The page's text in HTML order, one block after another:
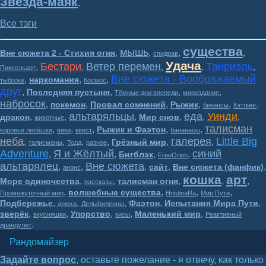
,
Все тэги
Вне сюжета 2 - Стихия огня, мышь, спидрав, существа,
Пиксельарт, Бестари, Ветер перемен, Удача, Танриэль,
тыблоки, наркомания, Космос, Вне сюжета - Воображаемый
друг, Последняя пустыня, Тёмные дни впереди, мироздание,
набросок, покемон, Провал сомнений, Рыжик, бикинсы, Кэтлинг,
дракон, животные, альтаряльцы, Мир снов, еда, Уинди,
коровьи лепёшки, вики, квест, Рыжик и Фаэтон, бананасы, талисман
неба, талисманы, Тодд, разное, Грёзный мир, галерея, Little Big
Adventure, Я и Жёлтый, Бигблэк, FreeOrion, синий
альтарялец, анонс, Вне сюжета, сайт, Вне сюжета (фанфик),
Море одиночества, рассказы, талисман огня, кошка, арт,
Промежуточный мир, волшебные существа, HristinaRa, Мир Пути,
Подбережье, днюха, Дельфилеоны, Фаэтон, Испытания Мира Пути,
зверёк, вкусняшки, Упорство, кисы, Маленький мир, Реактивный
драндулет.
Рандомайзер
Задайте вопрос, оставьте пожелание - я отвечу, как только